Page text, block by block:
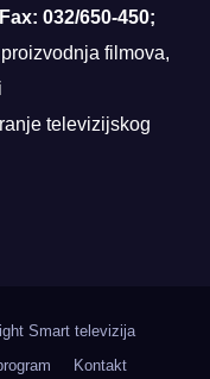
032/650-450;
filmova,
televizijskog
Smart televizija
Kontakt